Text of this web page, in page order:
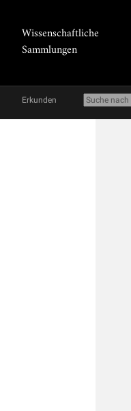
Wissenschaftliche
Sammlungen
Erkunden